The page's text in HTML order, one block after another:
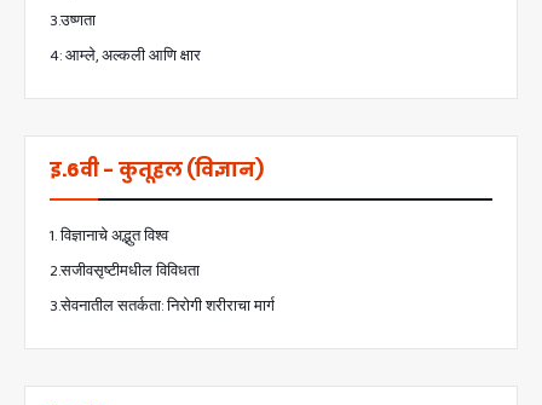
3.उष्णता
4: आम्ले, अल्कली आणि क्षार
इ.6वी - कुतूहल (विज्ञान)
1. विज्ञानाचे अद्भुत विश्व
2.सजीवसृष्टीमधील विविधता
3.सेवनातील सतर्कता: निरोगी शरीराचा मार्ग